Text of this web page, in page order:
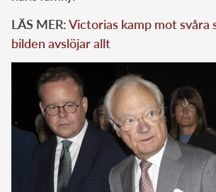
LÄS MER:Victorias kamp mot svåra
bilden avslöjar allt